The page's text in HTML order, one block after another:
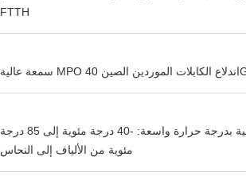
FTTH
محول الوسائط الصناعية بدرجة حرارة واسعة: -40 درجة مئوية إلى 85 درجة
مئوية من الألياف إلى النحاس